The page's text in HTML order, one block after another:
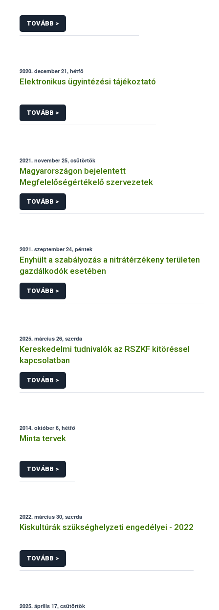
TOVÁBB >
2020. december 21, hétfő
Elektronikus ügyintézési tájékoztató
TOVÁBB >
2021. november 25, csütörtök
Magyarországon bejelentett
Megfelelőségértékelő szervezetek
TOVÁBB >
2021. szeptember 24, péntek
Enyhült a szabályozás a nitrátérzékeny területen
gazdálkodók esetében
TOVÁBB >
2025. március 26, szerda
Kereskedelmi tudnivalók az RSZKF kitöréssel
kapcsolatban
TOVÁBB >
2014. október 6, hétfő
Minta tervek
TOVÁBB >
2022. március 30, szerda
Kiskultúrák szükséghelyzeti engedélyei - 2022
TOVÁBB >
2025. április 17, csütörtök